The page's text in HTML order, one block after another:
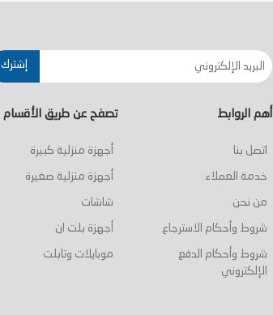
إشترك
أهم الروابط
اتصل بنا
خدمة العملاء
من نحن
شروط وأحكام الاسترجاع
شروط وأحكام الدفع
الإلكتروني
تصفح عن طريق الأقسام
أجهزة منزلية كبيرة
أجهزة منزلية صغيرة
شاشات
أجهزة بلت ان
موبايلات وتابلت